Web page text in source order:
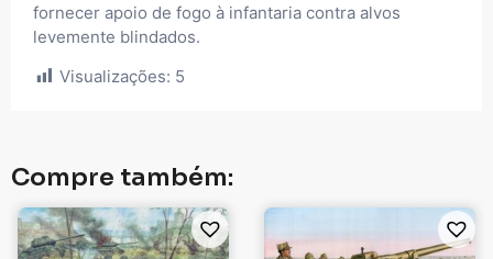
fornecer apoio de fogo à infantaria contra alvos
levemente blindados.
Visualizações: 5
Compre também: